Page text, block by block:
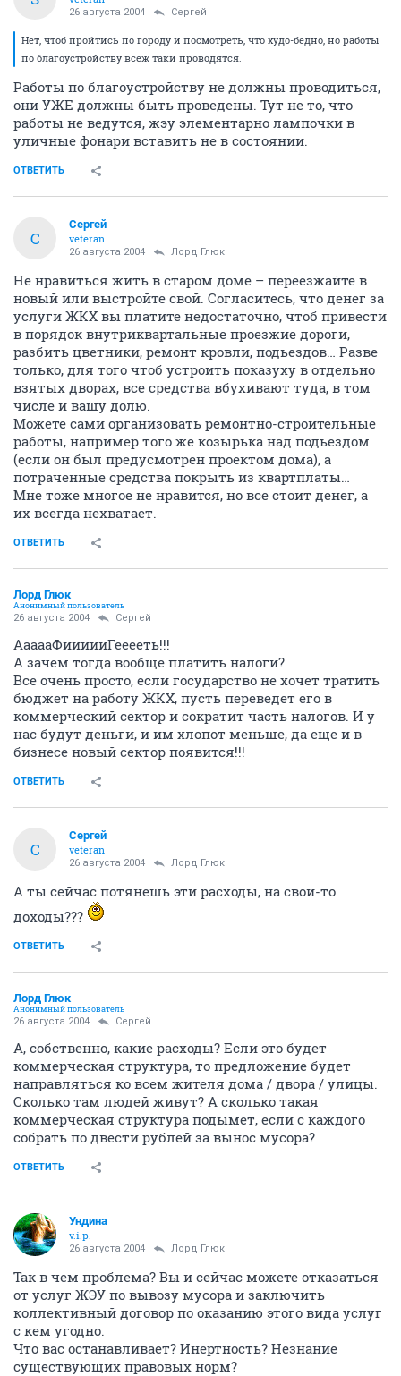
26 августа 2004 Сергей
Нет, чтоб пройтись по городу и посмотреть, что худо-бедно, но работы
по благоустройству всеж таки проводятся.
Работы по благоустройству не должны проводиться,
они УЖЕ должны быть проведены. Тут не то, что
работы не ведутся, жэу элементарно лампочки в
уличные фонари вставить не в состоянии.
ОТВЕТИТЬ
С
Сергей
veteran
26 августа 2004 Лорд Глюк
Не нравиться жить в старом доме – переезжайте в
новый или выстройте свой. Согласитесь, что денег за
услуги ЖКХ вы платите недостаточно, чтоб привести
в порядок внутриквартальные проезжие дороги,
разбить цветники, ремонт кровли, подьездов… Разве
только, для того чтоб устроить показуху в отдельно
взятых дворах, все средства вбухивают туда, в том
числе и вашу долю.
Можете сами организовать ремонтно-строительные
работы, например того же козырька над подьездом
(если он был предусмотрен проектом дома), а
потраченные средства покрыть из квартплаты…
Мне тоже многое не нравится, но все стоит денег, а
их всегда нехватает.
ОТВЕТИТЬ
Лорд Глюк
Анонимный пользователь
26 августа 2004 Сергей
АааааФиииииГееееть!!!
А зачем тогда вообще платить налоги?
Все очень просто, если государство не хочет тратить
бюджет на работу ЖКХ, пусть переведет его в
коммерческий сектор и сократит часть налогов. И у
нас будут деньги, и им хлопот меньше, да еще и в
бизнесе новый сектор появится!!!
ОТВЕТИТЬ
С
Сергей
veteran
26 августа 2004 Лорд Глюк
А ты сейчас потянешь эти расходы, на свои-то
доходы???
ОТВЕТИТЬ
Лорд Глюк
Анонимный пользователь
26 августа 2004 Сергей
А, собственно, какие расходы? Если это будет
коммерческая структура, то предложение будет
направляться ко всем жителя дома / двора / улицы.
Сколько там людей живут? А сколько такая
коммерческая структура подымет, если с каждого
собрать по двести рублей за вынос мусора?
ОТВЕТИТЬ
Ундина
v.i.p.
26 августа 2004 Лорд Глюк
Так в чем проблема? Вы и сейчас можете отказаться
от услуг ЖЭУ по вывозу мусора и заключить
коллективный договор по оказанию этого вида услуг
с кем угодно.
Что вас останавливает? Инертность? Незнание
существующих правовых норм?